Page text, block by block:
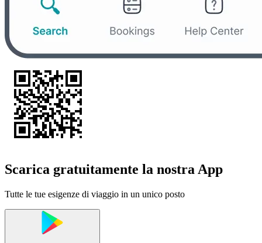
Scarica gratuitamente la nostra App
Tutte le tue esigenze di viaggio in un unico posto